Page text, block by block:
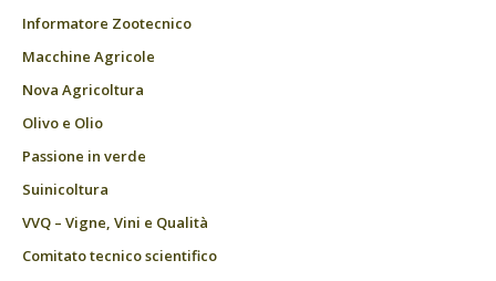
Informatore Zootecnico
Macchine Agricole
Nova Agricoltura
Olivo e Olio
Passione in verde
Suinicoltura
VVQ – Vigne, Vini e Qualità
Comitato tecnico scientifico